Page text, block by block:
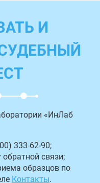
И
«ИнЛаб
333-62-90;
связи;
образцов по
Контакты.